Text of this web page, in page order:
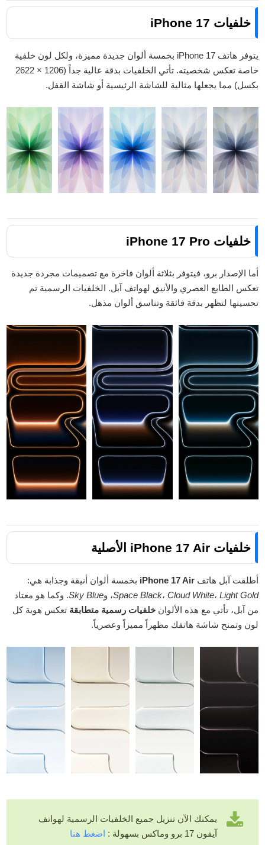
خلفيات iPhone 17
يتوفر هاتف iPhone 17 بخمسة ألوان جديدة مميزة، ولكل لون خلفية
خاصة تعكس شخصيته. تأتي الخلفيات بدقة عالية جداً (1206 × 2622
بكسل) مما يجعلها مثالية للشاشة الرئيسية أو شاشة القفل.
خلفيات iPhone 17 Pro
أما الإصدار برو، فيتوفر بثلاثة ألوان فاخرة مع تصميمات مجردة جديدة
تعكس الطابع العصري والأنيق لهواتف آبل. الخلفيات الرسمية تم
تحسينها لتظهر بدقة فائقة وتناسق ألوان مذهل.
خلفيات iPhone 17 Air الأصلية
أطلقت آبل هاتف iPhone 17 Air بخمسة ألوان أنيقة وجذابة هي:
Space Black، Cloud White، Light Gold ، وSky Blue. وكما هو معتاد
من آبل، تأتي مع هذه الألوان خلفيات رسمية متطابقة تعكس هوية كل
لون وتمنح شاشة هاتفك مظهراً مميزاً وعصرياً.
يمكنك الآن تنزيل جميع الخلفيات الرسمية لهواتف
آيفون 17 برو وماكس بسهولة :
اضغط هنا